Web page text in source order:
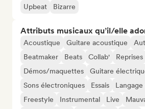
Upbeat
Bizarre
Attributs musicaux qu’il/elle
Acoustique Guitare acoustique
Beatmaker
Beats Collab' Reprises
Démos/maquettes
Guitare
Sons électroniques
Essais
Freestyle
Instrumental Live